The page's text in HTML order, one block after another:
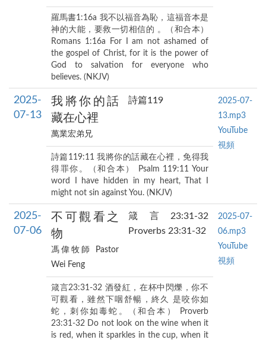
羅馬書1:16a 我不以福音為恥，這福音本是
神的大能，要救一切相信的 。（和合本）
Romans 1:16a For I am not ashamed of
the gospel of Christ, for it is the power of
God to salvation for everyone who
believes. (NKJV)
2025-
07-13
我將你的話
藏在心裡
萬業宏弟兄
詩篇119
2025-07-
13.mp3
YouTube
視頻
詩篇119:11 我將你的話藏在心裡，免得我
得罪你。（和合本） Psalm 119:11 Your
word I have hidden in my heart, That I
might not sin against You. (NKJV)
2025-
07-06
不可觀看之
物
馮偉牧師 Pastor
Wei Feng
箴言23:31-32
Proverbs 23:31-32
2025-07-
06.mp3
YouTube
視頻
箴言23:31-32 酒發紅，在杯中閃爍，你不
可觀看，雖然下咽舒暢，終久 是咬你如
蛇，刺你如毒蛇。（和合本） Proverb
23:31-32 Do not look on the wine when it
is red, when it sparkles in the cup, when it